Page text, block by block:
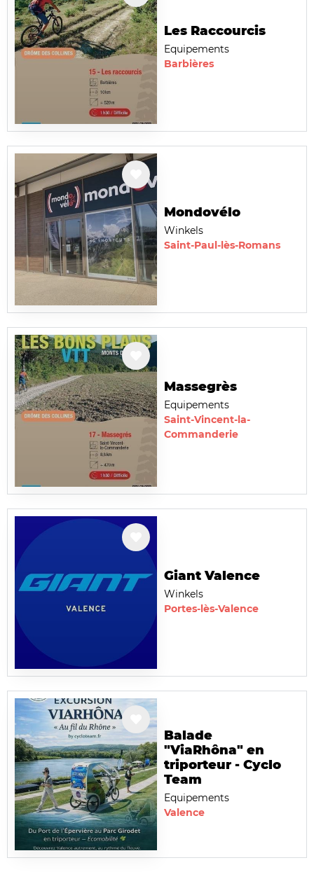
Les Raccourcis
Equipements
Barbières
Mondovélo
Winkels
Saint-Paul-lès-Romans
Massegrès
Equipements
Saint-Vincent-la-
Commanderie
Giant Valence
Winkels
Portes-lès-Valence
Balade
"ViaRhôna" en
triporteur - Cyclo
Team
Equipements
Valence